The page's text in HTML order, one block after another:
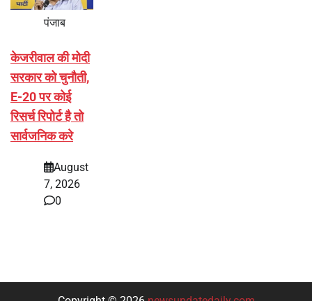
पंजाब
केजरीवाल की मोदी
सरकार को चुनौती,
E-20 पर कोई
रिसर्च रिपोर्ट है तो
सार्वजनिक करे
August
7, 2026
0